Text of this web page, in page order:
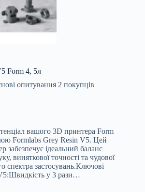
Form 4, 5л
опитування 2 покупців
вашого 3D принтера Form
Formlabs Grey Resin V5. Цей
забезпечує ідеальний баланс
виняткової точності та чудової
спектра застосувань.Ключові
у 3 рази…